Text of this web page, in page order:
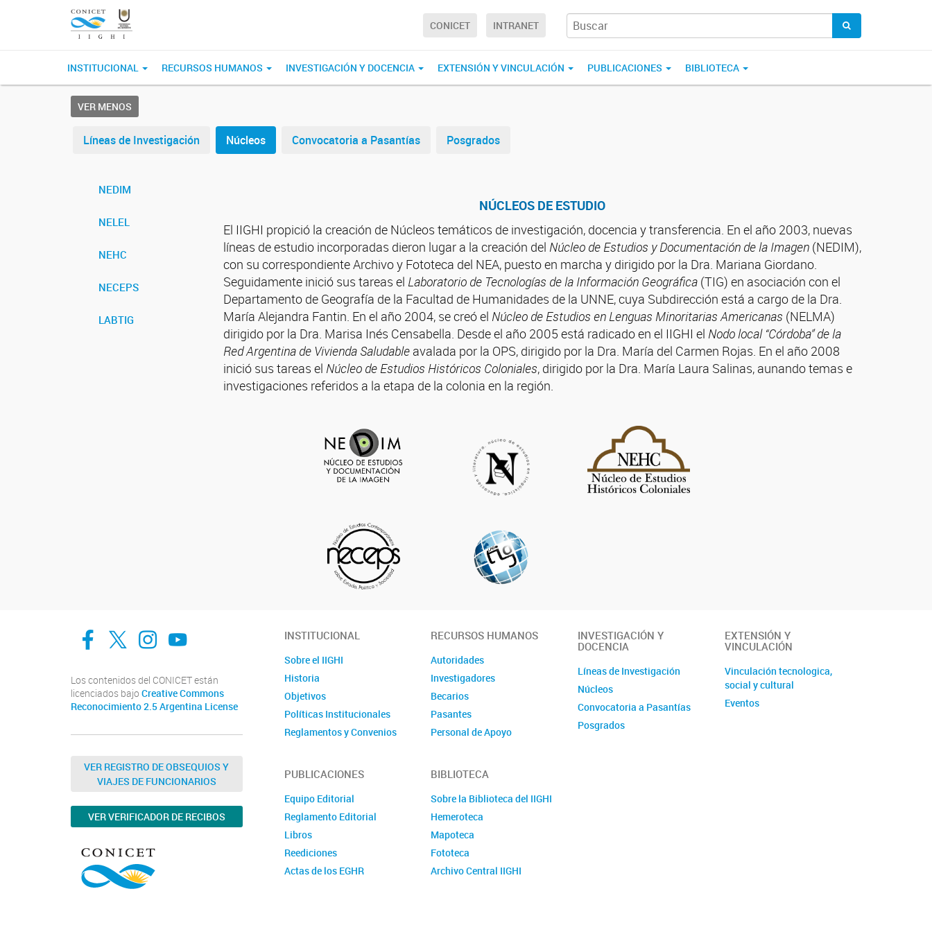
CONICET INTRANET
INSTITUCIONAL RECURSOS HUMANOS INVESTIGACIÓN Y DOCENCIA EXTENSIÓN Y VINCULACIÓN PUBLICACIONES BIBLIOTECA
VER MENOS
Líneas de Investigación Núcleos Convocatoria a Pasantías Posgrados
NEDIM
NELEL
NEHC
NECEPS
LABTIG
NÚCLEOS DE ESTUDIO
El IIGHI propició la creación de Núcleos temáticos de investigación, docencia y transferencia. En el año 2003, nuevas
líneas de estudio incorporadas dieron lugar a la creación del Núcleo de Estudios y Documentación de la Imagen (NEDIM),
con su correspondiente Archivo y Fototeca del NEA, puesto en marcha y dirigido por la Dra. Mariana Giordano.
Seguidamente inició sus tareas el Laboratorio de Tecnologías de la Información Geográfica (TIG) en asociación con el
Departamento de Geografía de la Facultad de Humanidades de la UNNE, cuya Subdirección está a cargo de la Dra.
María Alejandra Fantin. En el año 2004, se creó el Núcleo de Estudios en Lenguas Minoritarias Americanas (NELMA)
dirigido por la Dra. Marisa Inés Censabella. Desde el año 2005 está radicado en el IIGHI el Nodo local “Córdoba” de la
Red Argentina de Vivienda Saludable avalada por la OPS, dirigido por la Dra. María del Carmen Rojas. En el año 2008
inició sus tareas el Núcleo de Estudios Históricos Coloniales, dirigido por la Dra. María Laura Salinas, aunando temas e
investigaciones referidos a la etapa de la colonia en la región.
facebook
twitter
Instagram
Canal de Youtube
Los contenidos del CONICET están
licenciados bajo Creative Commons
Reconocimiento 2.5 Argentina License
VER REGISTRO DE OBSEQUIOS Y
VIAJES DE FUNCIONARIOS
VER VERIFICADOR DE RECIBOS
INSTITUCIONAL
Sobre el IIGHI
Historia
Objetivos
Políticas Institucionales
Reglamentos y Convenios
Ubicación
RECURSOS HUMANOS
Autoridades
Investigadores
Becarios
Pasantes
Personal de Apoyo
Comité de evaluación de
CPA
Convocatorias
INVESTIGACIÓN Y
DOCENCIA
Líneas de Investigación
Núcleos
Convocatoria a Pasantías
Posgrados
EXTENSIÓN Y
VINCULACIÓN
Vinculación tecnologica,
social y cultural
Eventos
PUBLICACIONES
Equipo Editorial
Reglamento Editorial
Libros
Reediciones
Actas de los EGHR
BIBLIOTECA
Sobre la Biblioteca del IIGHI
Hemeroteca
Mapoteca
Fototeca
Archivo Central IIGHI